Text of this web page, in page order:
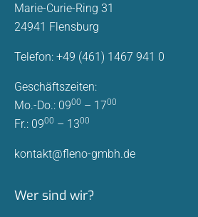
Marie-Curie-Ring 31
24941 Flensburg
Telefon: +49 (461) 1467 941 0
Geschäftszeiten:
Mo.-Do.: 0900 – 1700
Fr.: 0900 – 1300
kontakt@fleno-gmbh.de
Wer sind wir?